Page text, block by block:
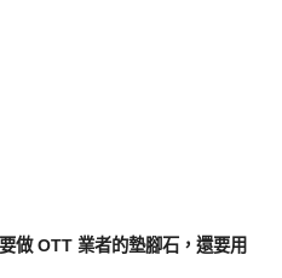
做 OTT 業者的墊腳石，還要用